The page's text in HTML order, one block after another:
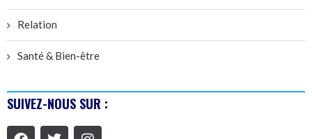
Relation
Santé & Bien-être
SUIVEZ-NOUS SUR :